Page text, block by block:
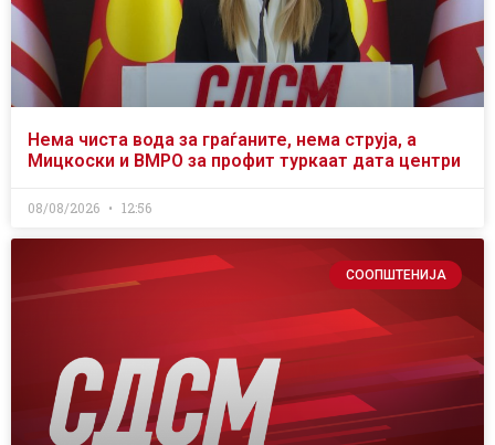
Нема чиста вода за граѓаните, нема струја, а
Мицкоски и ВМРО за профит туркаат дата центри
08/08/2026 12:56
СООПШТЕНИЈА